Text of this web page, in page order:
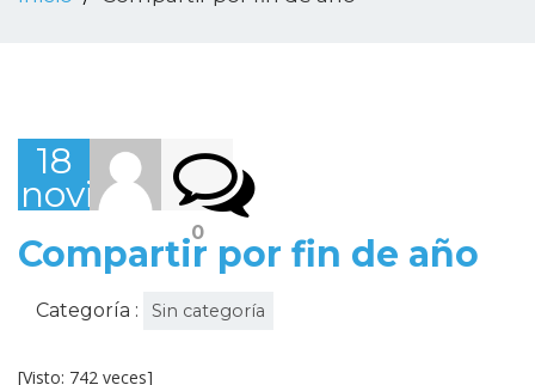
18
noviembre,
0
Compartir por fin de año
Categoría : Sin categoría
[Visto: 742 veces]